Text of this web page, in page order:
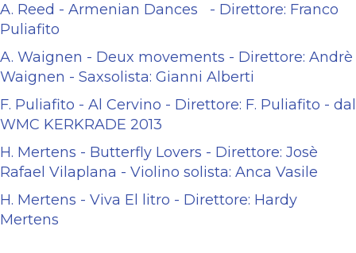
A. Reed - Armenian Dances - Direttore: Franco
Puliafito
A. Waignen - Deux movements - Direttore: Andrè
Waignen - Saxsolista: Gianni Alberti
F. Puliafito - Al Cervino - Direttore: F. Puliafito - dal
WMC KERKRADE 2013
H. Mertens - Butterfly Lovers - Direttore: Josè
Rafael Vilaplana - Violino solista: Anca Vasile
H. Mertens - Viva El litro - Direttore: Hardy
Mertens